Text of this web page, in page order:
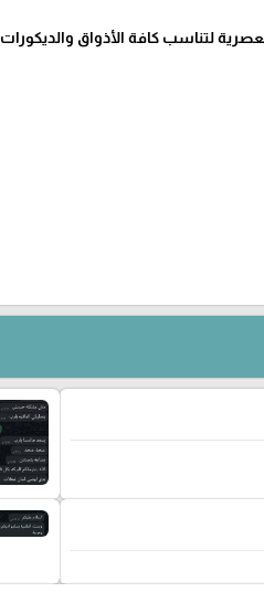
لتناسب كافة الأذواق